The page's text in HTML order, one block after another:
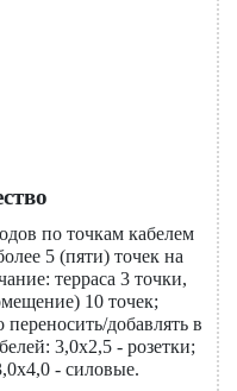
по точкам кабелем
5 (пяти) точек на
терраса 3 точки,
10 точек;
добавлять в
3,0x2,5 - розетки;
- силовые.